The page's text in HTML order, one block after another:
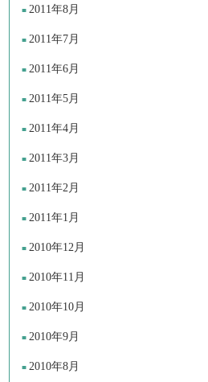
2011年8月
2011年7月
2011年6月
2011年5月
2011年4月
2011年3月
2011年2月
2011年1月
2010年12月
2010年11月
2010年10月
2010年9月
2010年8月